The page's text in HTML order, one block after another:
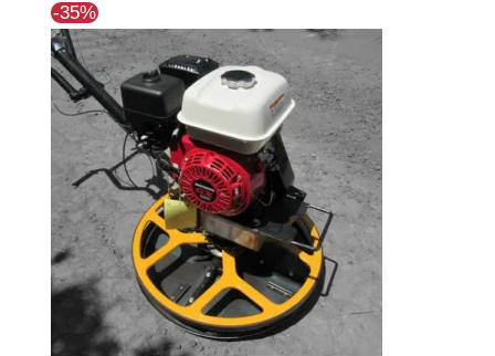
-35%
precio
original
era:
$1.593.398.
precio
actual
es:
$1.030.001.